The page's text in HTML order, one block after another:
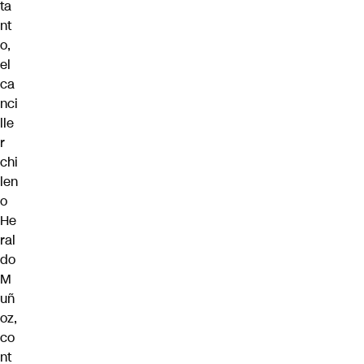
ta
nt
o,
el
ca
nci
lle
r
chi
len
o
He
ral
do
M
uñ
oz,
co
nt